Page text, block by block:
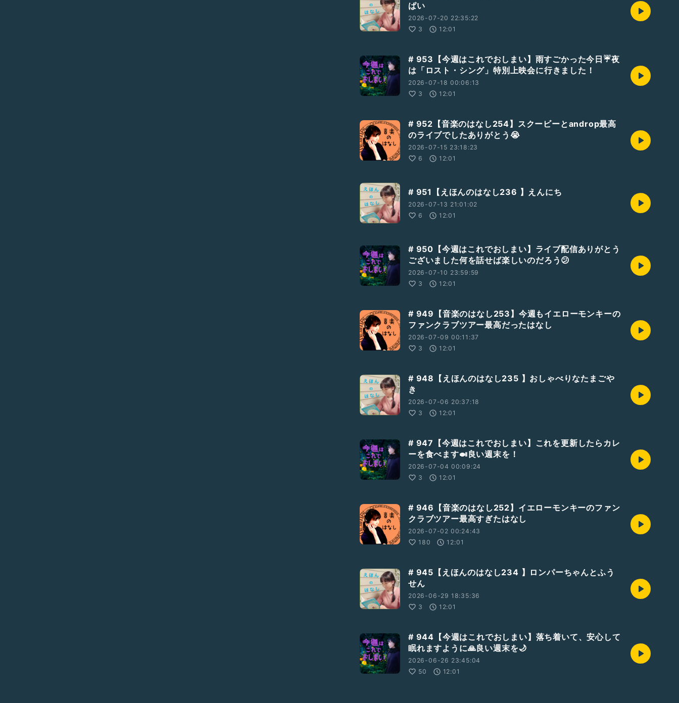
ぱい
2026-07-20 22:35:22
3
12:01
# 953【今週はこれでおしまい】雨すごかった今日☔夜
は「ロスト・シング」特別上映会に行きました！
2026-07-18 00:06:13
3
12:01
# 952【音楽のはなし254】スクービーとandrop最高
のライブでしたありがとう😭
2026-07-15 23:18:23
6
12:01
# 951【えほんのはなし236 】えんにち
2026-07-13 21:01:02
6
12:01
# 950【今週はこれでおしまい】ライブ配信ありがとう
ございました何を話せば楽しいのだろう😕
2026-07-10 23:59:59
3
12:01
# 949【音楽のはなし253】今週もイエローモンキーの
ファンクラブツアー最高だったはなし
2026-07-09 00:11:37
3
12:01
# 948【えほんのはなし235 】おしゃべりなたまごや
き
2026-07-06 20:37:18
3
12:01
# 947【今週はこれでおしまい】これを更新したらカレ
ーを食べます🍛良い週末を！
2026-07-04 00:09:24
3
12:01
# 946【音楽のはなし252】イエローモンキーのファン
クラブツアー最高すぎたはなし
2026-07-02 00:24:43
180
12:01
# 945【えほんのはなし234 】ロンパーちゃんとふう
せん
2026-06-29 18:35:36
3
12:01
# 944【今週はこれでおしまい】落ち着いて、安心して
眠れますように🙏良い週末を🌙
2026-06-26 23:45:04
50
12:01